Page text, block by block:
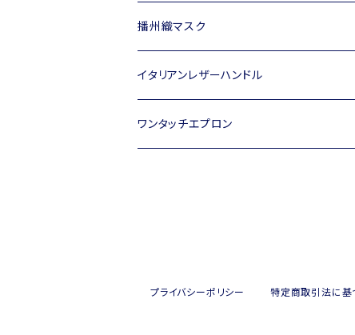
播州織マスク
イタリアンレザーハンドル
ワンタッチエプロン
プライバシーポリシー 特定商取引法に基